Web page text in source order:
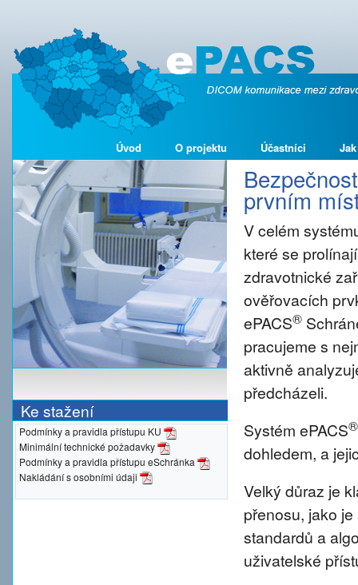
Úvod O projektu Účastníci
Ke stažení
Podmínky a pravidla přístupu KU
Minimální technické požadavky
Podmínky a pravidla přístupu eSchránka
Nakládání s osobními údaji
prvním
V celém
které se
zdravotnické
ověřovacích
ePACS®
pracujeme s
aktivně
předcházeli.
Systém ePACS®
dohledem, a
Velký důraz je
přenosu, jako
standardů a
uživatelské